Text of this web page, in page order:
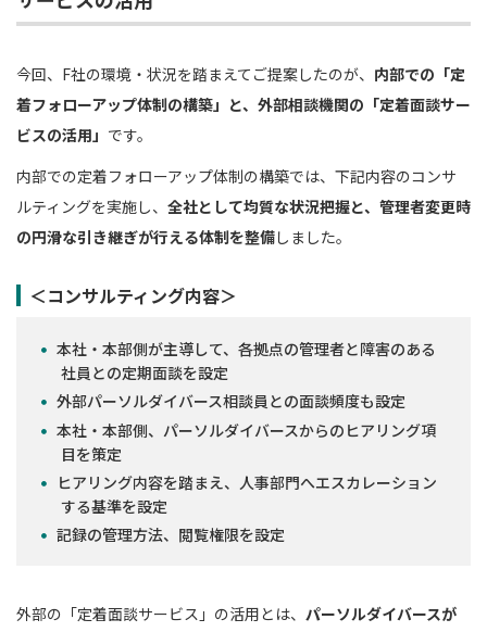
今回、F社の環境・状況を踏まえてご提案したのが、 内部での「定
着フォローアップ体制の構築」と、外部相談機関の「定着面談サー
ビスの活用」 です。
内部での定着フォローアップ体制の構築では、下記内容のコンサ
ルティングを実施し、 全社として均質な状況把握と、管理者変更時
の円滑な引き継ぎが行える体制を整備しました。
＜コンサルティング内容＞
本社・本部側が主導して、各拠点の管理者と障害のある
社員との定期面談を設定
外部パーソルダイバース相談員との面談頻度も設定
本社・本部側、パーソルダイバースからのヒアリング項
目を策定
ヒアリング内容を踏まえ、人事部門へエスカレーション
する基準を設定
記録の管理方法、閲覧権限を設定
外部の「定着面談サービス」の活用とは、 パーソルダイバースが